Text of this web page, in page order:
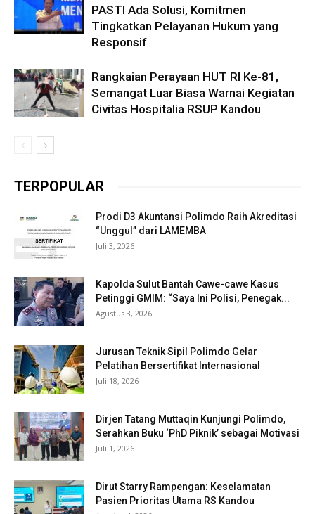
PASTI Ada Solusi, Komitmen
Tingkatkan Pelayanan Hukum yang
Responsif
Rangkaian Perayaan HUT RI Ke-81,
Semangat Luar Biasa Warnai Kegiatan
Civitas Hospitalia RSUP Kandou
TERPOPULAR
Prodi D3 Akuntansi Polimdo Raih Akreditasi
“Unggul” dari LAMEMBA
Juli 3, 2026
Kapolda Sulut Bantah Cawe-cawe Kasus
Petinggi GMIM: “Saya Ini Polisi, Penegak...
Agustus 3, 2026
Jurusan Teknik Sipil Polimdo Gelar
Pelatihan Bersertifikat Internasional
Juli 18, 2026
Dirjen Tatang Muttaqin Kunjungi Polimdo,
Serahkan Buku ‘PhD Piknik’ sebagai Motivasi
Juli 1, 2026
Dirut Starry Rampengan: Keselamatan
Pasien Prioritas Utama RS Kandou